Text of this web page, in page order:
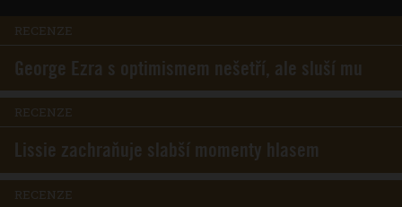
RECENZE
George Ezra s optimismem nešetří, ale sluší mu
RECENZE
Lissie zachraňuje slabší momenty hlasem
RECENZE